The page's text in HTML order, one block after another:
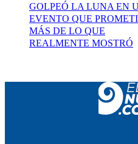
GOLPEÓ LA LUNA EN
EVENTO QUE
MÁS DE LO QUE
REALMENTE MOSTRÓ